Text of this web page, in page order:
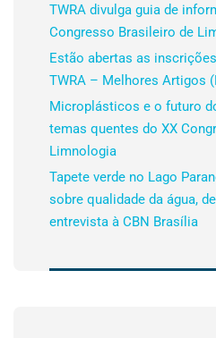
TWRA divulga guia de
Congresso Brasileiro de
Estão abertas as
TWRA – Melhores Artigos
Microplásticos e o futuro
temas quentes do XX
Limnologia
Tapete verde no Lago
sobre qualidade da água,
entrevista à CBN Brasília